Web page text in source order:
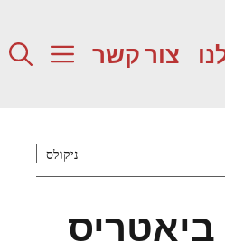
צור קשר
ניקולס
ביאטריס